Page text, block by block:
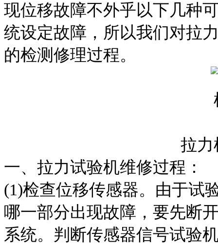
现位移故障不外乎以下几种
统设定故障，所以我们对拉
的检测修理过程。
拉力
一、拉力试验机维修过程：
(1)检查位移传感器。由于试
哪一部分出现故障，要先断
系统。判断传感器信号试验